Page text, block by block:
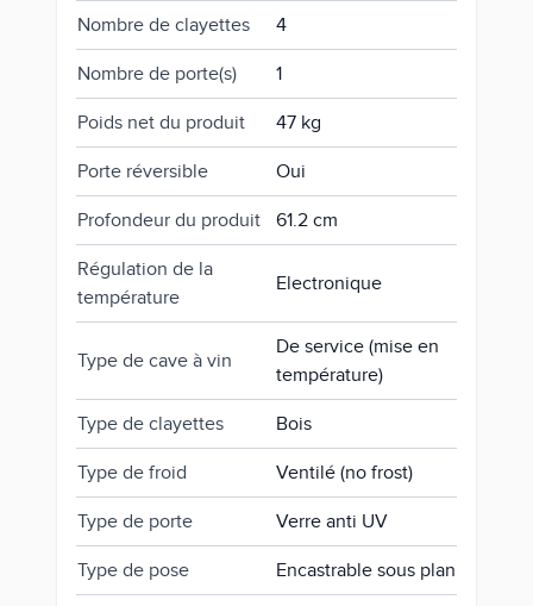
Nombre de clayettes 4
Nombre de porte(s) 1
Poids net du produit 47 kg
Porte réversible Oui
Profondeur du produit 61.2 cm
Régulation de la
température
Electronique
Type de cave à vin
De service (mise en
température)
Type de clayettes Bois
Type de froid Ventilé (no frost)
Type de porte Verre anti UV
Type de pose Encastrable sous plan